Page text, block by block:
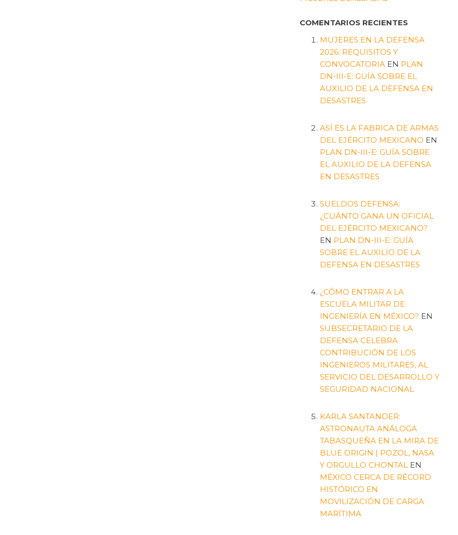
COMENTARIOS RECIENTES
MUJERES EN LA DEFENSA
2026: REQUISITOS Y
CONVOCATORIA EN PLAN
DN-III-E: GUÍA SOBRE EL
AUXILIO DE LA DEFENSA EN
DESASTRES
ASÍ ES LA FABRICA DE ARMAS
DEL EJÉRCITO MEXICANO EN
PLAN DN-III-E: GUÍA SOBRE
EL AUXILIO DE LA DEFENSA
EN DESASTRES
SUELDOS DEFENSA:
¿CUÁNTO GANA UN OFICIAL
DEL EJÉRCITO MEXICANO?
EN PLAN DN-III-E: GUÍA
SOBRE EL AUXILIO DE LA
DEFENSA EN DESASTRES
¿CÓMO ENTRAR A LA
ESCUELA MILITAR DE
INGENIERÍA EN MÉXICO? EN
SUBSECRETARIO DE LA
DEFENSA CELEBRA
CONTRIBUCIÓN DE LOS
INGENIEROS MILITARES, AL
SERVICIO DEL DESARROLLO Y
SEGURIDAD NACIONAL
KARLA SANTANDER:
ASTRONAUTA ANÁLOGA
TABASQUEÑA EN LA MIRA DE
BLUE ORIGIN | POZOL, NASA
Y ORGULLO CHONTAL EN
MÉXICO CERCA DE RÉCORD
HISTÓRICO EN
MOVILIZACIÓN DE CARGA
MARÍTIMA